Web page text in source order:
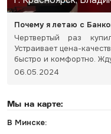
Почему я летаю с
Чертвертый раз
Устраивает цена-
быстро и комфортно.
06.05.2024
Мы на карте:
В Минске: